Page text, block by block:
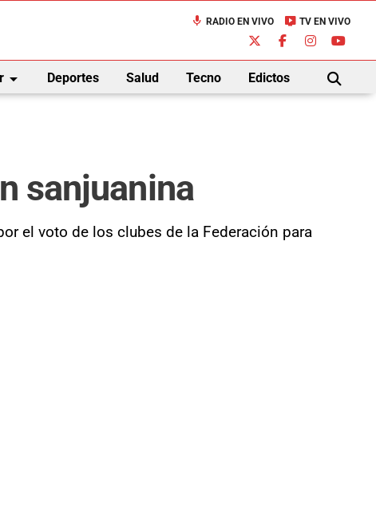
mic RADIO EN VIVO live_tv TV EN VIVO
arrow_drop_down Deportes Salud Tecno Edictos
BUSCAR
sanjuanina
el voto de los clubes de la Federación para